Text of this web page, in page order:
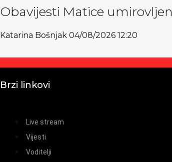
Obavijesti Matice
Katarina Bošnjak 04/08/2026 12:20
Brzi linkovi
Live stream
Vijesti
Voditelji